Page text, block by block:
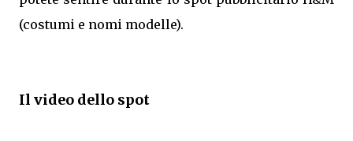
(costumi e nomi modelle).
Il video dello spot